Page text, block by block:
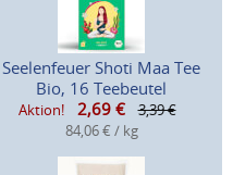
Seelenfeuer Shoti Maa Tee
Bio, 16 Teebeutel
Aktion! 2,69 €
3,39 €
84,06 € / kg